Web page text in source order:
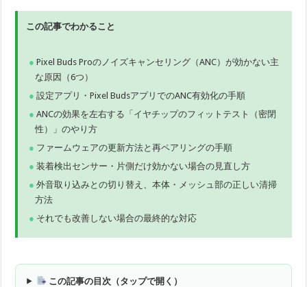
この記事でわかること
Pixel Buds Proのノイズキャンセリング（ANC）が効かない主
な原因（6つ）
設定アプリ・Pixel BudsアプリでのANC有効化の手順
ANCの効果を左右する「イヤチップのフィットテスト（密閉
性）」のやり方
ファームウェアの更新方法と再ペアリングの手順
装着検出センサー・片側だけ効かない場合の見直し方
外音取り込みとの切り替え、本体・メッシュ部の正しい清掃
方法
それでも改善しない場合の最終的な対応
この記事の目次（タップで開く）